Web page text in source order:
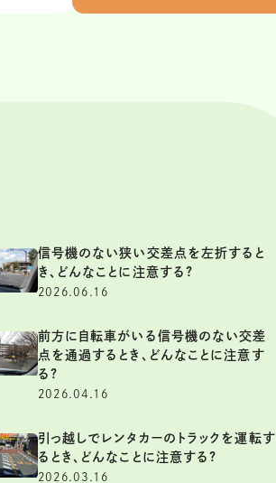
信号機のない狭い交差点を左折すると
き、どんなことに注意する?
2026.06.16
前方に自転車がいる信号機のない交差
点を通過するとき、どんなことに注意す
る?
2026.04.16
引っ越しでレンタカーのトラックを運転す
るとき、どんなことに注意する?
2026.03.16